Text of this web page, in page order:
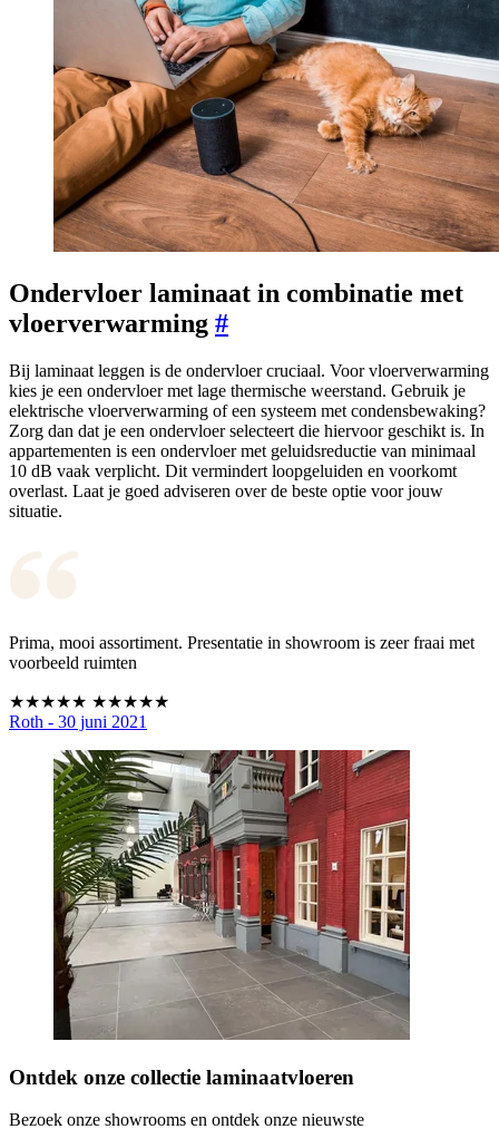
Ondervloer laminaat in combinatie met
vloerverwarming #
Bij laminaat leggen is de ondervloer cruciaal. Voor vloerverwarming
kies je een ondervloer met lage thermische weerstand. Gebruik je
elektrische vloerverwarming of een systeem met condensbewaking?
Zorg dan dat je een ondervloer selecteert die hiervoor geschikt is. In
appartementen is een ondervloer met geluidsreductie van minimaal
10 dB vaak verplicht. Dit vermindert loopgeluiden en voorkomt
overlast. Laat je goed adviseren over de beste optie voor jouw
situatie.
Prima, mooi assortiment. Presentatie in showroom is zeer fraai met
voorbeeld ruimten
★★★★★ ★★★★★
Roth - 30 juni 2021
Ontdek onze collectie laminaatvloeren
Bezoek onze showrooms en ontdek onze nieuwste